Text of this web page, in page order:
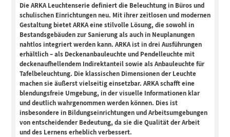
Die ARKA Leuchtenserie definiert die Beleuchtung in Büros und
schulischen Einrichtungen neu. Mit ihrer zeitlosen und modernen
Gestaltung bietet ARKA eine stilvolle Lösung, die sowohl in
Bestandsgebäuden zur Sanierung als auch in Neuplanungen
nahtlos integriert werden kann. ARKA ist in drei Ausführungen
erhältlich – als Deckenanbauleuchte und Pendelleuchte mit
deckenaufhellendem Indirektanteil sowie als Anbauleuchte für
Tafelbeleuchtung. Die klassischen Dimensionen der Leuchte
machen sie äußerst vielseitig einsetzbar. ARKA schafft eine
blendungsfreie Umgebung, in der visuelle Informationen klar
und deutlich wahrgenommen werden können. Dies ist
insbesondere in Bildungseinrichtungen und Arbeitsumgebungen
von entscheidender Bedeutung, da sie die Qualität der Arbeit
und des Lernens erheblich verbessert.